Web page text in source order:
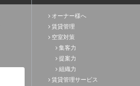
オーナー様へ
賃貸管理
空室対策
集客力
提案力
組織力
賃貸管理サービス